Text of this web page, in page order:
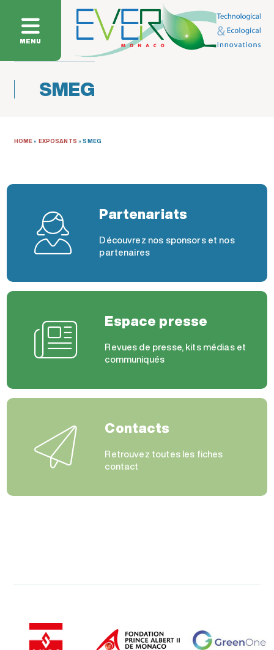
MENU
SMEG
HOME» EXPOSANTS »SMEG
Partenariats
Découvrez nos sponsors et nos
partenaires
Espace presse
Revues de presse, kits médias et
communiqués
Contacts
Retrouvez toutes les fiches
contact